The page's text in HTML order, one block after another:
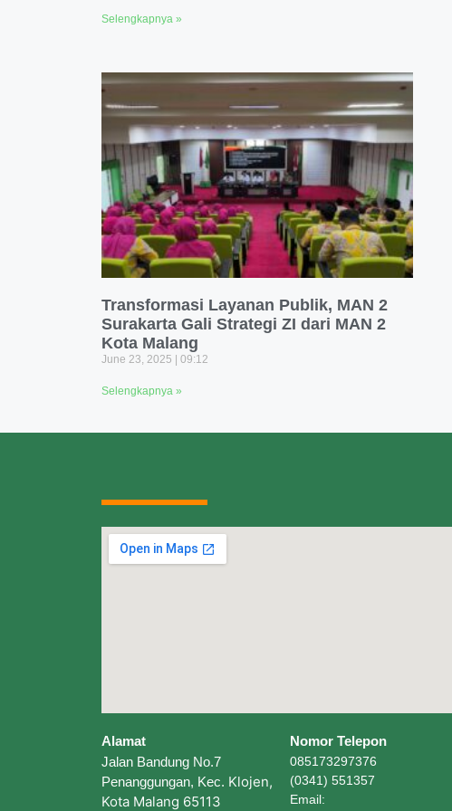
Selengkapnya »
Transformasi Layanan Publik, MAN 2
Surakarta Gali Strategi ZI dari MAN 2
Kota Malang
June 23, 2025 09:12
Selengkapnya »
Alamat
Jalan Bandung No.7
Penanggungan, Kec. Klojen,
Kota Malang 65113
Nomor Telepon
085173297376
(0341) 551357
Email: